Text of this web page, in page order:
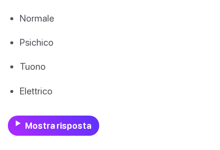
Normale
Psichico
Tuono
Elettrico
Mostra risposta